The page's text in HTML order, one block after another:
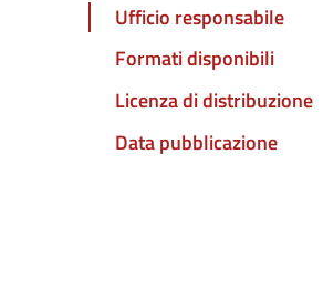
Ufficio responsabile
Formati disponibili
Licenza di distribuzione
Data pubblicazione